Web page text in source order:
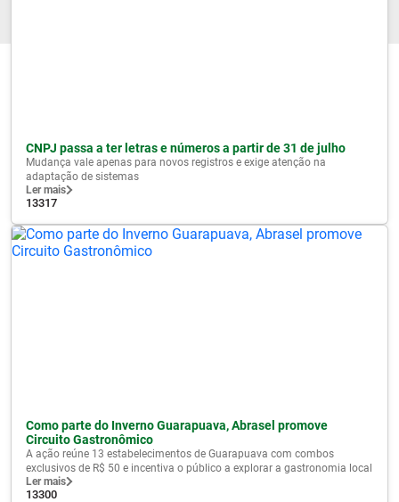
CNPJ passa a ter letras e números a partir de 31 de julho
Mudança vale apenas para novos registros e exige atenção na
adaptação de sistemas
Ler mais
13317
Como parte do Inverno Guarapuava, Abrasel promove
Circuito Gastronômico
A ação reúne 13 estabelecimentos de Guarapuava com combos
exclusivos de R$ 50 e incentiva o público a explorar a gastronomia local
Ler mais
13300